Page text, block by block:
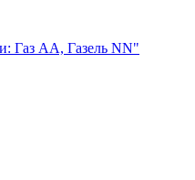
Газ АА, Газель NN"